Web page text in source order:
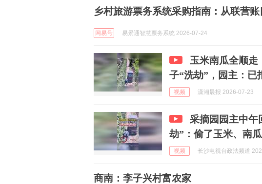
乡村旅游票务系统采购指南：从联营
网易号 易景通智慧票务系统 2026-07-24
玉米南瓜全顺走
子“洗劫”，园主：已
视频 潇湘晨报 2026-07-23
采摘园园主中午
劫”：偷了玉米、南
视频 长沙电视台政法频道
商南：李子兴村富农家